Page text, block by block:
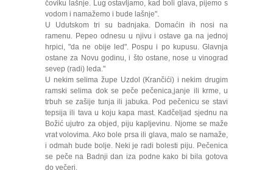
čoviku lašnje. Lug ostavljamo, kad boli glava, pijemo s
vodom i namažemo i bude lašnje".
U Udutskom tri su badnjaka. Domaćin ih nosi na
ramenu. Pepeo odnesu u njivu i ostave ga na jednoj
hrpici, "da ne obije led". Pospu i po kupusu. Glavnja
ostane za Novu godinu, i što ostane, nose u vinograd
sevep (radi) leda."
U nekim selima župe Uzdol (Krančići) i nekim drugim
ramski selima dok se peče pečenica,janje ili krme, u
trbuh se zašije tunja ili jabuka. Pod pečenicu se stavi
tepsija ili tava u koju kapa mast. Kadčeljad sjednu na
Božić ujutro za objed, piju kapljevinu. Njome se maže
vrat volovima. Ako bole prsa ili glava, malo se namaže,
i odmah bude bolje. Neki je radi bolesti piju. Pečenica
se peče na Badnji dan iza podne kako bi bila gotova
do večeri.